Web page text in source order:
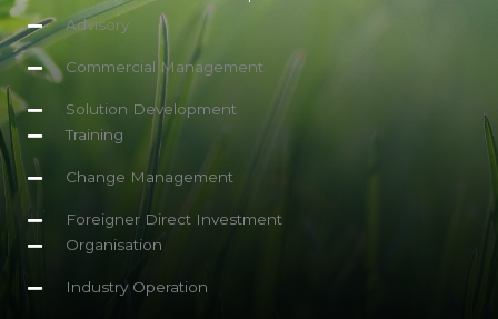
Advisory
Commercial Management
Solution Development
Training
Change Management
Foreigner Direct Investment
Organisation
Industry Operation